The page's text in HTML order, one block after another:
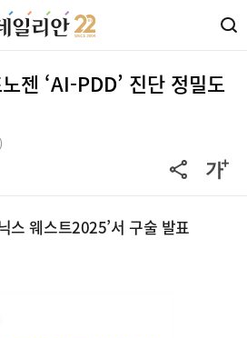
젠 ‘AI-PDD’ 진단 정밀도
스 웨스트2025’서 구술 발표